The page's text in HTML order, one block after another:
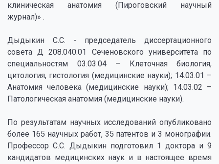
клиническая анатомия (Пироговский научный
журнал)» .
Дыдыкин С.С. - председатель диссертационного
совета Д 208.040.01 Сеченовского университета по
специальностям 03.03.04 – Клеточная биология,
цитология, гистология (медицинские науки); 14.03.01 –
Анатомия человека (медицинские науки); 14.03.02 –
Патологическая анатомия (медицинские науки).
По результатам научных исследований опубликовано
более 165 научных работ, 35 патентов и 3 монографии.
Профессор С.С. Дыдыкин подготовил 1 доктора и 9
кандидатов медицинских наук и в настоящее время